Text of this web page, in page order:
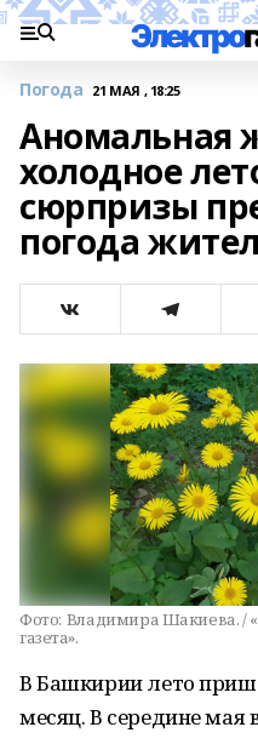
Погода 21 МАЯ , 18:25
Аномальная
холодное
сюрпризы
погода
Фото: Владимира Шакиева. /
газета».
В Башкирии лето
месяц. В середине мая